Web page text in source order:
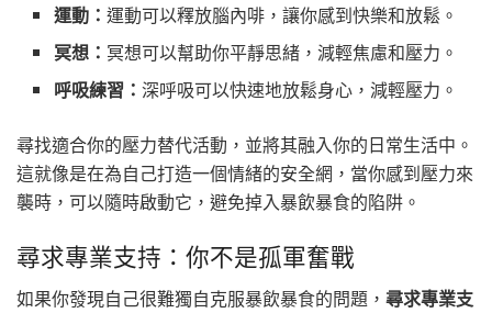
運動：運動可以釋放腦內啡，讓你感到快樂和放鬆。
冥想： 冥想可以幫助你平靜思緒，減輕焦慮和壓力。
呼吸練習：深呼吸可以快速地放鬆身心，減輕壓力。
尋找適合你的壓力替代活動，並將其融入你的日常生活中。
這就像是在為自己打造一個情緒的安全網，當你感到壓力來
襲時，可以隨時啟動它，避免掉入暴飲暴食的陷阱。
尋求專業支持：你不是孤軍奮戰
如果你發現自己很難獨自克服暴飲暴食的問題， 尋求專業支